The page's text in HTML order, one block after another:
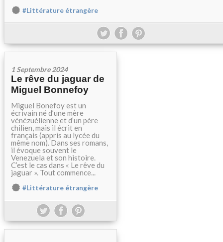
#Littérature étrangère
1 Septembre 2024
Le rêve du jaguar de
Miguel Bonnefoy
Miguel Bonefoy est un
écrivain né d’une mère
vénézuélienne et d’un père
chilien, mais il écrit en
français (appris au lycée du
même nom). Dans ses romans,
il évoque souvent le
Venezuela et son histoire.
C’est le cas dans « Le rêve du
jaguar ». Tout commence...
#Littérature étrangère